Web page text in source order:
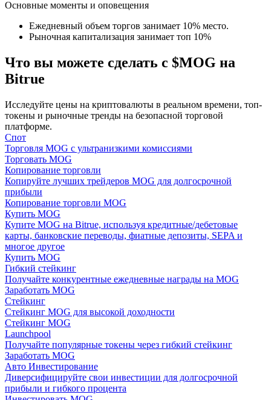
Гид
Руководство для начинающих по фьючерсам
Торговые стратегии
Узнайте, как оставаться прибыльным
Заработок
Основные моменты и оповещения
Ежедневный объем торгов занимает 10% место.
Рыночная капитализация занимает топ 10%
Что вы можете сделать с $MOG на
Bitrue
Исследуйте цены на криптовалюты в реальном времени, топ-
токены и рыночные тренды на безопасной торговой
платформе.
Спот
Торговля MOG с ультранизкими комиссиями
Торговать MOG
Копирование торговли
Копируйте лучших трейдеров MOG для долгосрочной
прибыли
Копирование торговли MOG
Купить MOG
Купите MOG на Bitrue, используя кредитные/дебетовые
карты, банковские переводы, фиатные депозиты, SEPA и
многое другое
Купить MOG
Гибкий стейкинг
Получайте конкурентные ежедневные награды на MOG
Заработать MOG
Стейкинг
Стейкинг MOG для высокой доходности
Стейкинг MOG
Launchpool
Получайте популярные токены через гибкий стейкинг
Заработать MOG
Авто Инвестирование
Диверсифицируйте свои инвестиции для долгосрочной
прибыли и гибкого процента